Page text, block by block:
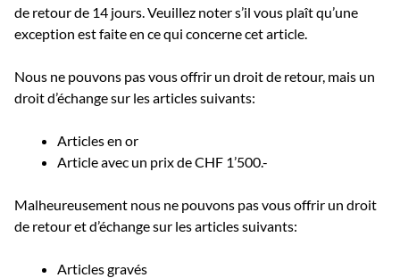
de retour de 14 jours. Veuillez noter s’il vous plaît qu’une
exception est faite en ce qui concerne cet article.
Nous ne pouvons pas vous offrir un droit de retour, mais un
droit d’échange sur les articles suivants:
Articles en or
Article avec un prix de CHF 1’500.-
Malheureusement nous ne pouvons pas vous offrir un droit
de retour et d’échange sur les articles suivants:
Articles gravés